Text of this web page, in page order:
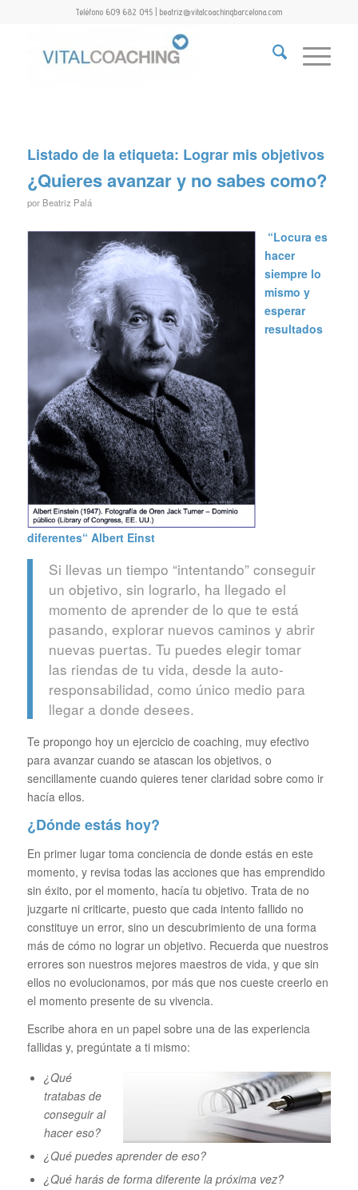
Teléfono 609 682 045 | beatriz@vitalcoachingbarcelona.com
Listado de la etiqueta: Lograr mis objetivos
¿Quieres avanzar y no sabes como?
por Beatriz Palá
“Locura es
hacer
siempre lo
mismo y
esperar
resultados
diferentes“ Albert Einst
Si llevas un tiempo “intentando” conseguir
un objetivo, sin lograrlo, ha llegado el
momento de aprender de lo que te está
pasando, explorar nuevos caminos y abrir
nuevas puertas. Tu puedes elegir tomar
las riendas de tu vida, desde la auto-
responsabilidad, como único medio para
llegar a donde desees.
Te propongo hoy un ejercicio de coaching, muy efectivo
para avanzar cuando se atascan los objetivos, o
sencillamente cuando quieres tener claridad sobre como ir
hacía ellos.
¿Dónde estás hoy?
En primer lugar toma conciencia de donde estás en este
momento, y revisa todas las acciones que has emprendido
sin éxito, por el momento, hacía tu objetivo. Trata de no
juzgarte ni criticarte, puesto que cada intento fallido no
constituye un error, sino un descubrimiento de una forma
más de cómo no lograr un objetivo. Recuerda que nuestros
errores son nuestros mejores maestros de vida, y que sin
ellos no evolucionamos, por más que nos cueste creerlo en
el momento presente de su vivencia.
Escribe ahora en un papel sobre una de las experiencia
fallidas y, pregúntate a ti mismo:
¿Qué
tratabas de
conseguir al
hacer eso?
¿Qué puedes aprender de eso?
¿Qué harás de forma diferente la próxima vez?